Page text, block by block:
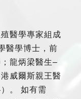
醫學專家組成
醫學博士，前
龍炳梁醫生–
威爾斯親王醫
。 如有需